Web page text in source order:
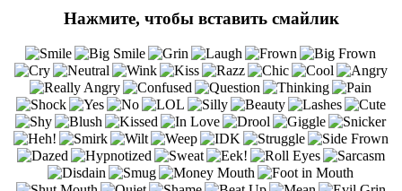
Нажмите, чтобы вставить смайлик